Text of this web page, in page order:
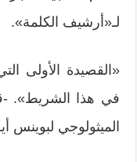
لـ«أرشيف الكلمة».
«القصيدة الأولى
في هذا الشريط». -
الميثولوجي لبوينس